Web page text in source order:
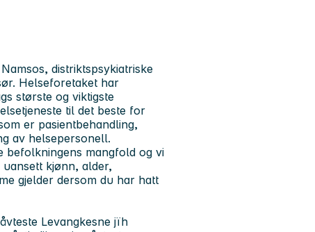
distriktspsykiatriske
Helseforetaket har
største og viktigste
til det beste for
er pasientbehandling,
av helsepersonell.
befolkningens mangfold og vi
kjønn, alder,
gjelder dersom du har hatt
Levangkesne jïh